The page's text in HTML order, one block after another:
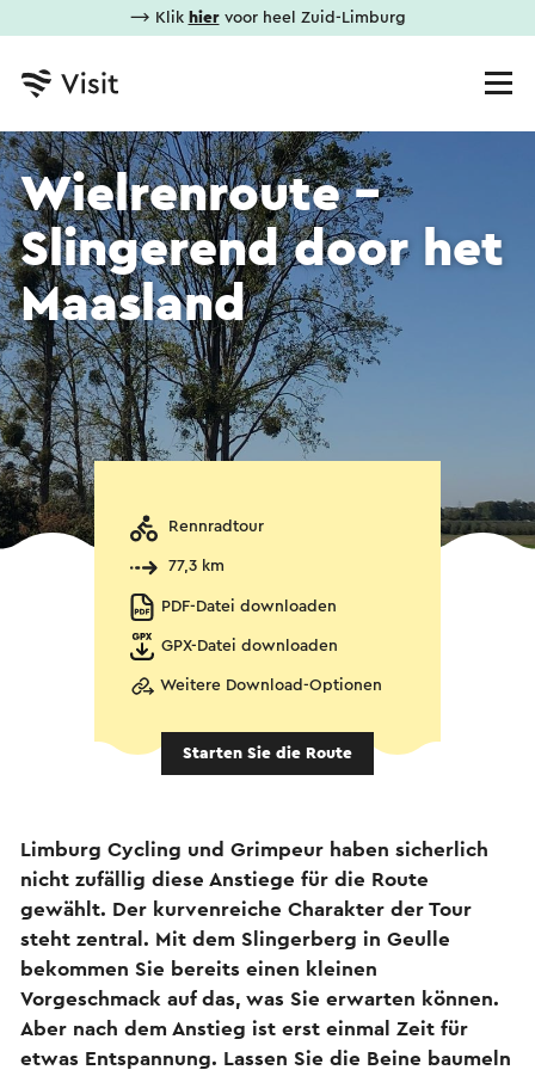
⟶ Klik hiervoor heel Zuid-Limburg
Wielrenroute -
Slingerend door het
Maasland
Rennradtour
77,3 km
PDF-Datei downloaden
GPX-Datei downloaden
Weitere Download-Optionen
Starten Sie die Route
Limburg Cycling und Grimpeur haben sicherlich
nicht zufällig diese Anstiege für die Route
gewählt. Der kurvenreiche Charakter der Tour
steht zentral. Mit dem Slingerberg in Geulle
bekommen Sie bereits einen kleinen
Vorgeschmack auf das, was Sie erwarten können.
Aber nach dem Anstieg ist erst einmal Zeit für
etwas Entspannung. Lassen Sie die Beine baumeln